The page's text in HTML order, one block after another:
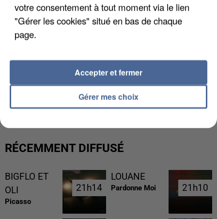
L’UN DES FONDATEURS SUPPOSÉS DE LA DZ
MAFIA INTERPELLÉ EN ALGÉRIE
RÉCEMMENT DIFFUSÉ
BIGFLO ET
OLI
Picasso
21h14
21h14
LOUANE
Pardonne Moi 21h10
21h10
votre consentement à tout moment via le lien
"Gérer les cookies" situé en bas de chaque
page.
Gérer mes choix
Accepter et fermer